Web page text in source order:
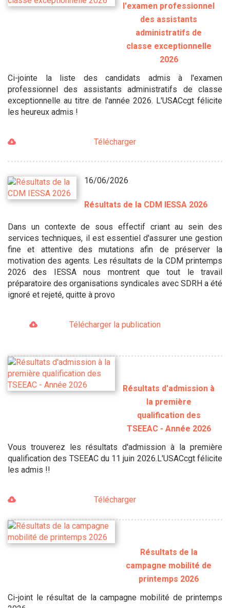
l'examen professionnel
des assistants
administratifs de
classe exceptionnelle
2026
Ci-jointe la liste des candidats admis à l'examen
professionnel des assistants administratifs de classe
exceptionnelle au titre de l'année 2026. L'USACcgt félicite
les heureux admis !
Télécharger
16/06/2026
Résultats de la CDM IESSA 2026
Dans un contexte de sous effectif criant au sein des
services techniques, il est essentiel d'assurer une gestion
fine et attentive des mutations afin de préserver la
motivation des agents. Les résultats de la CDM printemps
2026 des IESSA nous montrent que tout le travail
préparatoire des organisations syndicales avec SDRH a été
ignoré et rejeté, quitte à provo
Télécharger la publication
Résultats d'admission à
la première
qualification des
TSEEAC - Année 2026
Vous trouverez les résultats d'admission à la première
qualification des TSEEAC du 11 juin 2026.L'USACcgt félicite
les admis !!
Télécharger
Résultats de la
campagne mobilité de
printemps 2026
Ci-joint le résultat de la campagne mobilité de printemps